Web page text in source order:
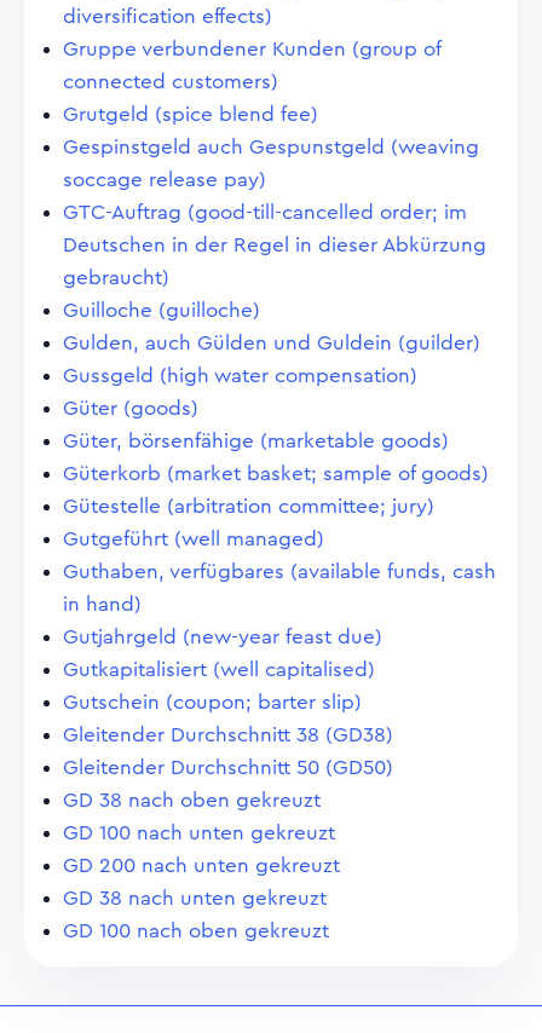
diversification effects)
Gruppe verbundener Kunden (group of
connected customers)
Grutgeld (spice blend fee)
Gespinstgeld auch Gespunstgeld (weaving
soccage release pay)
GTC-Auftrag (good-till-cancelled order; im
Deutschen in der Regel in dieser Abkürzung
gebraucht)
Guilloche (guilloche)
Gulden, auch Gülden und Guldein (guilder)
Gussgeld (high water compensation)
Güter (goods)
Güter, börsenfähige (marketable goods)
Güterkorb (market basket; sample of goods)
Gütestelle (arbitration committee; jury)
Gutgeführt (well managed)
Guthaben, verfügbares (available funds, cash
in hand)
Gutjahrgeld (new-year feast due)
Gutkapitalisiert (well capitalised)
Gutschein (coupon; barter slip)
Gleitender Durchschnitt 38 (GD38)
Gleitender Durchschnitt 50 (GD50)
GD 38 nach oben gekreuzt
GD 100 nach unten gekreuzt
GD 200 nach unten gekreuzt
GD 38 nach unten gekreuzt
GD 100 nach oben gekreuzt